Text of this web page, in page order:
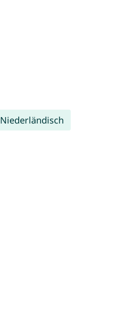
Niederländisch